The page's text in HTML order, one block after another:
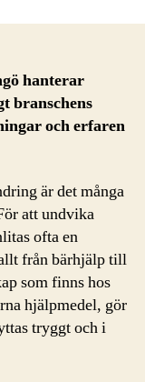
hanterar
branschens
och erfaren
är det många
att undvika
ofta en
från bärhjälp till
som finns hos
hjälpmedel, gör
tryggt och i